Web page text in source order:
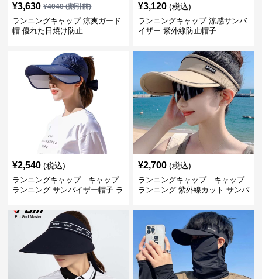
¥3,630 ¥4040(割引前)
ランニングキャップ 涼爽ガード
帽 優れた日焼け防止
¥3,120 (税込)
ランニングキャップ 涼感サンバ
イザー 紫外線防止帽子
¥2,540 (税込)
ランニングキャップ キャップ
ランニング サンバイザー帽子 ラ
¥2,700 (税込)
ランニングキャップ キャップ
ランニング 紫外線カット サンバ